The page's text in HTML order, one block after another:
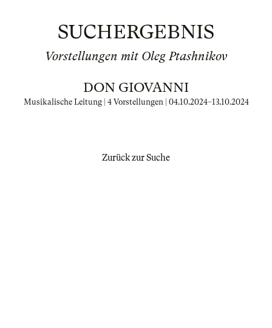
SUCHERGEBNIS
Vorstellungen mit Oleg Ptashnikov
DON GIOVANNI
Musikalische Leitung | 4 Vorstellungen | 04.10.2024–13.10.2024
Zurück zur Suche